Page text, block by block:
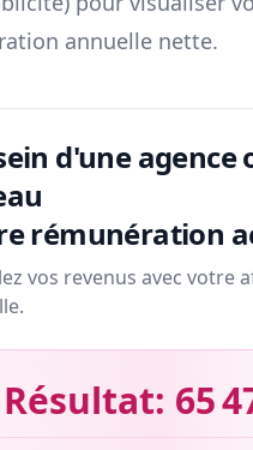
annuelle nette.
d'une agence
rémunération
vos revenus avec votre
Résultat: 65